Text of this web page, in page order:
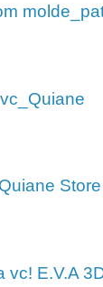
Store
vc! E.V.A